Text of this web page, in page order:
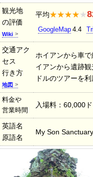
観光地
の評価
Wiki
平均★★★★★
GoogleMap 4.4
交通アク
セス
行き方
地図
ホイアンから車
イアンから遺跡
ドルのツアーを利
料金や
営業時間
入場料：60,000
英語名
原語名
My Son Sanctuary